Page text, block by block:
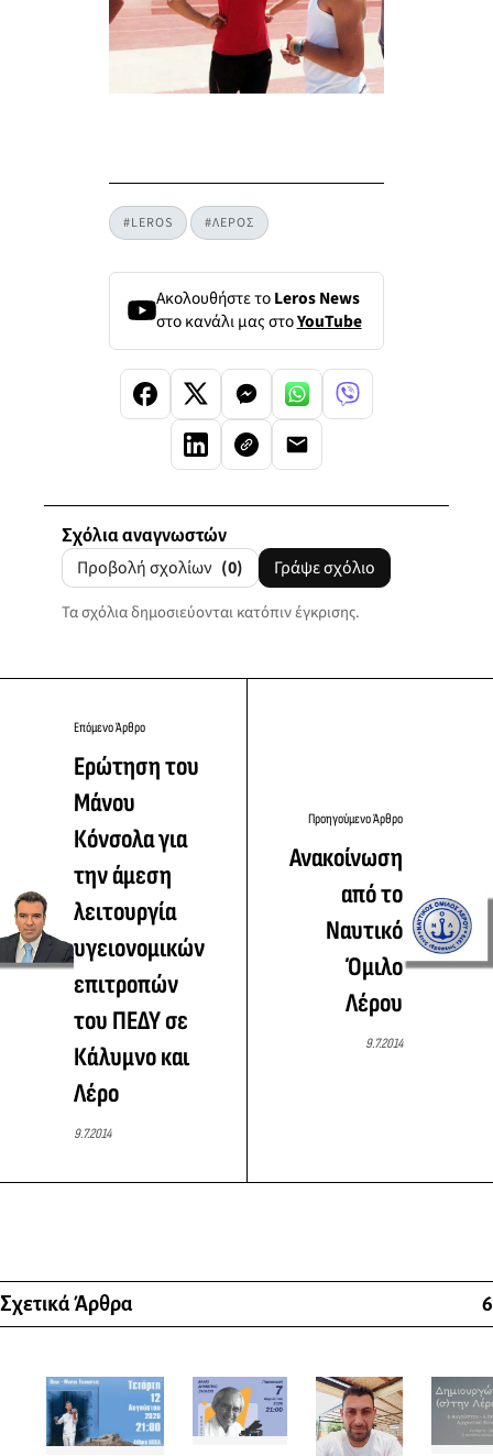
#LEROS #ΛΕΡΟΣ
Ακολουθήστε τοLeros News
στο κανάλι μας στοYouTube
Σχόλια αναγνωστών
Προβολή σχολίων (0) Γράψε σχόλιο
Τα σχόλια δημοσιεύονται κατόπιν έγκρισης.
Επόμενο Άρθρο
Ερώτηση του
Μάνου
Κόνσολα για
την άμεση
λειτουργία
υγειονομικών
επιτροπών
του ΠΕΔΥ σε
Κάλυμνο και
Λέρο
9.7.2014
Προηγούμενο Άρθρο
Ανακοίνωση
από το
Ναυτικό
Όμιλο
Λέρου
9.7.2014
Σχετικά Άρθρα 6